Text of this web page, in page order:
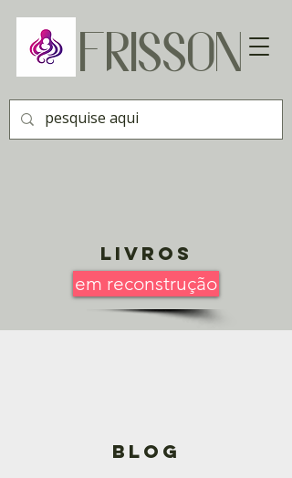
FRISSON
Livros
em reconstrução
blog